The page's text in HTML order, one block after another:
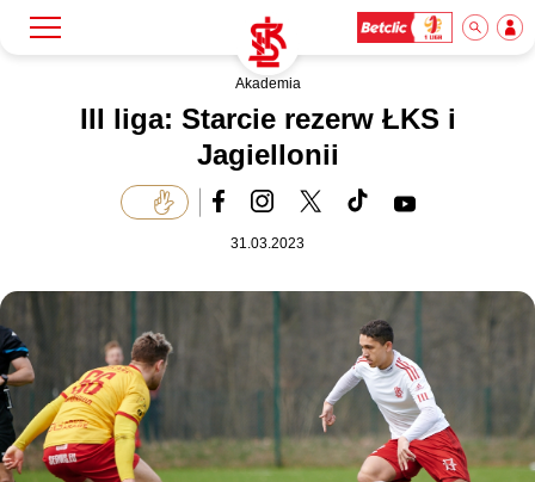
Akademia
Biznes
Akademia
III liga: Starcie rezerw ŁKS i
Jagiellonii
31.03.2023